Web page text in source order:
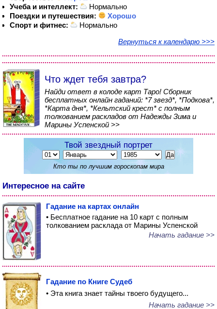
Учеба и интеллект:
Нормально
Поездки и путешествия:
Хорошо
Спорт и фитнес:
Нормально
Вернуться к календарю >>>
Что ждет тебя завтра?
Найди ответ в колоде карт Таро! Сборник
бесплатных онлайн гаданий: *7 звезд*, *Подкова*,
*Карта дня*, *Кельтский крест* с полным
толкованием раскладов от Надежды Зима и
Марины Успенской >>
Твой звездный портрет
Кто ты по лучшим гороскопам мира
Интересное на сайте
Гадание на картах онлайн
• Бесплатное гадание на 10 карт с полным
толкованием расклада от Марины Успенской
Начать гадание >>
Гадание по Книге Судеб
• Эта книга знает тайны твоего будущего...
Начать гадание >>